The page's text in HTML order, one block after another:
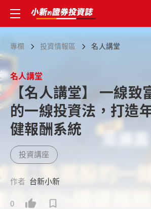
專欄 投資情報區 名人講堂
名人講堂
【名人講堂】 一線致
的一線投資法，打造
健報酬系統
投資講座
作者 台新小新
0